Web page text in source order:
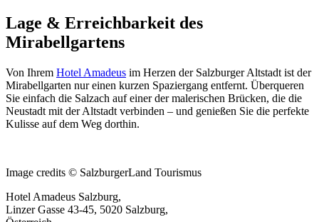
Lage & Erreichbarkeit des
Mirabellgartens
Von Ihrem Hotel Amadeus im Herzen der Salzburger Altstadt ist der
Mirabellgarten nur einen kurzen Spaziergang entfernt. Überqueren
Sie einfach die Salzach auf einer der malerischen Brücken, die die
Neustadt mit der Altstadt verbinden – und genießen Sie die perfekte
Kulisse auf dem Weg dorthin.
Image credits © SalzburgerLand Tourismus
Hotel Amadeus Salzburg,
Linzer Gasse 43-45, 5020 Salzburg,